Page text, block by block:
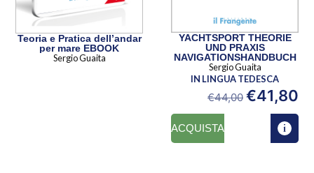
Teoria e Pratica dell’andar
per mare EBOOK
Sergio Guaita
YACHTSPORT THEORIE
UND PRAXIS
NAVIGATIONSHANDBUCH
Sergio Guaita
IN LINGUA TEDESCA
€44,00 €41,80
ACQUISTA